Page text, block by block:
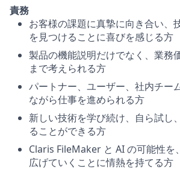
責務
お客様の課題に真摯に向き合い、
を見つけることに喜びを感じる方
製品の機能説明だけでなく、業務
まで考えられる方
パートナー、ユーザー、社内チー
ながら仕事を進められる方
新しい技術を学び続け、自ら試し
ることができる方
Claris FileMaker と AI の可能性を
広げていくことに情熱を持てる方